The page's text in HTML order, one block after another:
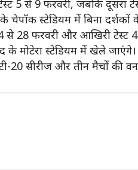
5 से 9 फरवरी, जबकि दूसरा
चेपॉक स्टेडियम में बिना दर्शकों
से 28 फरवरी और आखिरी टेस्ट
के मोटेरा स्टेडियम में खेले जाएंगे।
20 सीरीज और तीन मैचों की